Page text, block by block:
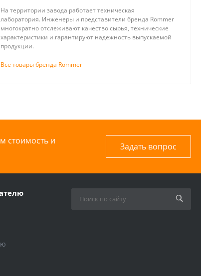
На территории завода работает техническая
лаборатория. Инженеры и представители бренда Rommer
многократно отслеживают качество сырья, технические
характеристики и гарантируют надежность выпускаемой
продукции.
Все товары бренда Rommer
стоимость и
Задать вопрос